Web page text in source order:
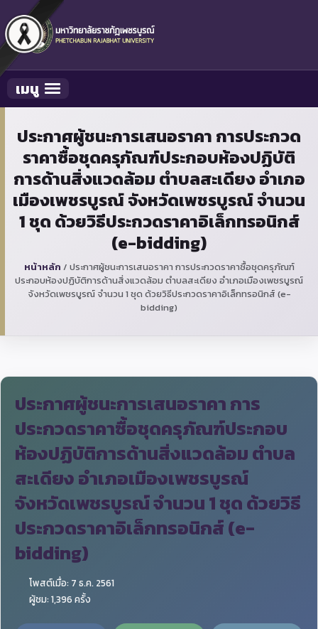
Toggle navigation
เมนู
ประกาศผู้ชนะการเสนอราคา การประกวด
ราคาซื้อชุดครุภัณฑ์ประกอบห้องปฏิบัติ
การด้านสิ่งแวดล้อม ตำบลสะเดียง อำเภอ
เมืองเพชรบูรณ์ จังหวัดเพชรบูรณ์ จำนวน
1 ชุด ด้วยวิธีประกวดราคาอิเล็กทรอนิกส์
(e-bidding)
หน้าหลัก / ประกาศผู้ชนะการเสนอราคา การประกวดราคาซื้อชุดครุภัณฑ์
ประกอบห้องปฏิบัติการด้านสิ่งแวดล้อม ตำบลสะเดียง อำเภอเมืองเพชรบูรณ์
จังหวัดเพชรบูรณ์ จำนวน 1 ชุด ด้วยวิธีประกวดราคาอิเล็กทรอนิกส์ (e-
bidding)
ประกาศผู้ชนะการเสนอราคา การ
ประกวดราคาซื้อชุดครุภัณฑ์ประกอบ
ห้องปฏิบัติการด้านสิ่งแวดล้อม ตำบล
สะเดียง อำเภอเมืองเพชรบูรณ์
จังหวัดเพชรบูรณ์ จำนวน 1 ชุด ด้วยวิธี
ประกวดราคาอิเล็กทรอนิกส์ (e-
bidding)
โพสต์เมื่อ: 7 ธ.ค. 2561
ผู้ชม: 1,396 ครั้ง